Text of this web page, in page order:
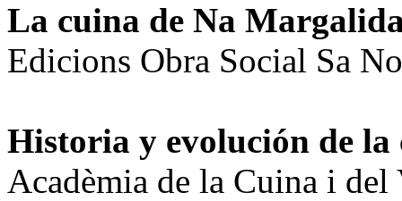
La cuina de Na
Edicions Obra Social Sa
Historia y evolución de
Acadèmia de la Cuina i